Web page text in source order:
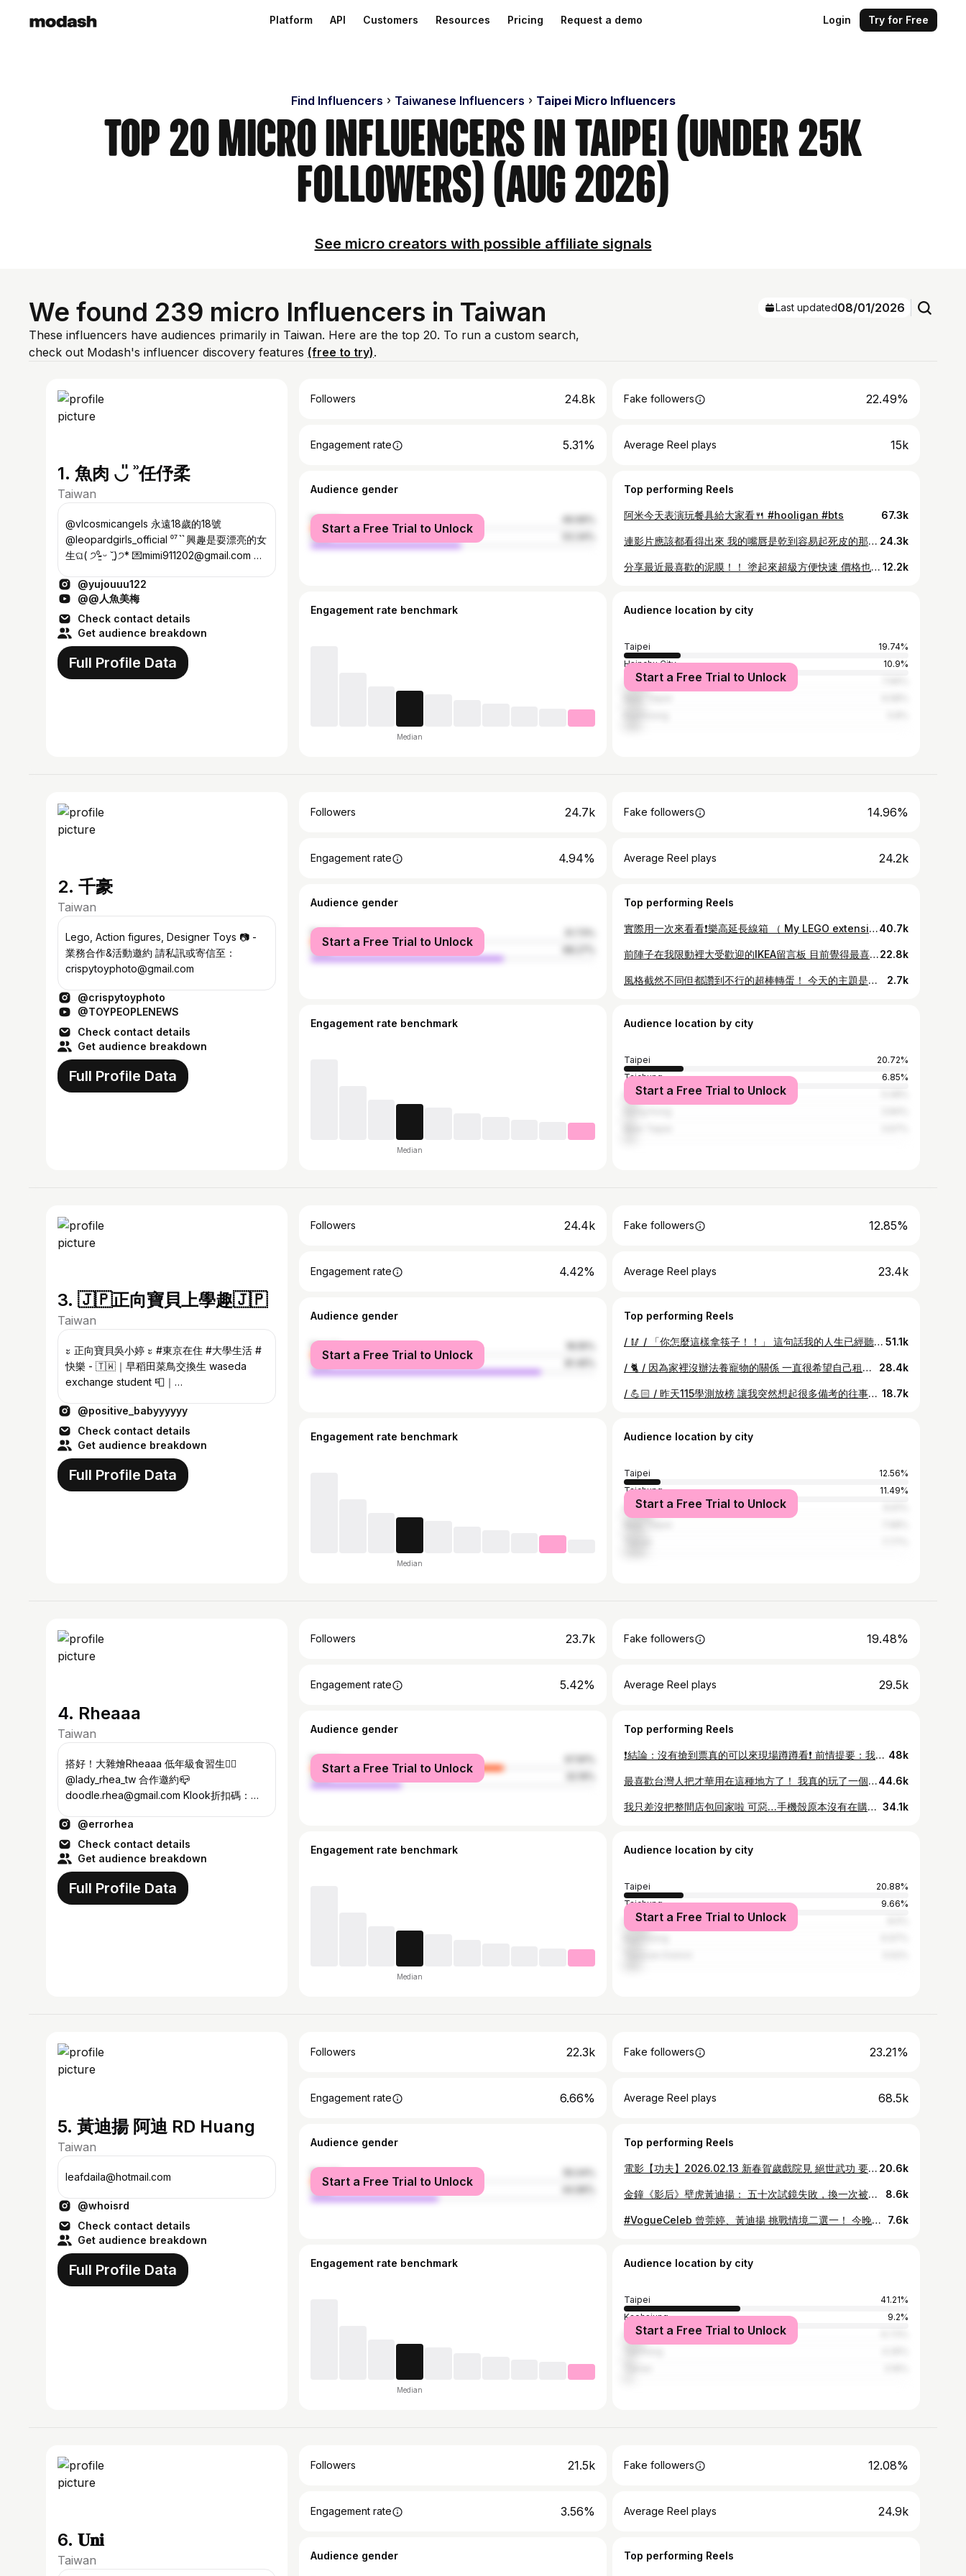
Platform API Customers Resources Pricing Request a demo Login Try for Free
Find Influencers Taiwanese Influencers Taipei Micro Influencers
Top 20 Micro Influencers in Taipei (Under 25k
Followers) (Aug 2026)
See micro creators with possible affiliate signals
We found 239 micro Influencers in Taiwan
These influencers have audiences primarily in Taiwan. Here are the top 20. To run a custom search,
check out Modash's influencer discovery features (free to try).
Last updated08/01/2026
1. 魚肉 ◡̎ ʾʾ任伃柔
Taiwan
@vlcosmicangels 永遠18歲的18號
@leopardgirls_official ⁰⁷ ͛ ͛ 興趣是耍漂亮的女
生ଘ( ੭⁰̷̴͈ ᵕ ˘͈)੭* 💌mimi911202@gmail.com 演
@yujouuu122
@@人魚美梅
Check contact details
Get audience breakdown
Full Profile Data
Followers 24.8k Fake followers 22.49%
Engagement rate 5.31% Average Reel plays 15k
Audience gender
female
male
Start a Free Trial to Unlock
Top performing Reels
阿米今天表演玩餐具給大家看🍴 #hooligan #bts 67.3k
連影片應該都看得出來 我的嘴唇是乾到容易起死皮的那類型 但是這支唇頰棒絲滑又保濕的質地 不管是在唇上還是當頰彩都令人驚艷⋯！ 像是肌底透出血色的自然裸妝 實在是高級又自然 ૮ ᴗ͈ˬᴗ͈ෆა 目前總共有8個色選 都很適合亞洲人的膚色 其中我最喜歡 𖤐 005 Babe 嬌嫩溫柔中卻又帶了一絲清冷感💐 單擦讓你擁有高級氣場卻又不失親和力 我更喜歡拿它當打底色後續疊塗其他唇彩 會顯得唇妝更乾淨精緻！ 我知道試色通常都會很燒 但如果你真的怕自己的膚色不適合冷色調粉裸色 那可以帶𖤐004 Layered! 偏向中性色調的純粹中性裸 讓你任何妝容都得心應手！ 相信大家應該都多多少少對顏料罐唇釉有印象吧！ Muzigae Mansion以時髦的設計聞名 強調打破無聊固化，實踐有趣有想像力 最近很紅的五花肉氣墊也是他們家的！ 這款大廈唇頰棒則是以品牌同名Mansion做發想給人滿滿時髦都會感💫 膏體添加玫瑰果油、白羽扇豆籽萃取物 和橄欖角鯊烷等 多重植物萃取 滋潤保濕 消除死皮、一抹滑順柔嫩🌷 SGOOi香爵官網及屈臣氏優惠中！ @muzigae_mansion_tw @sgooii.tw @watsonstaiwan #柔霧大廈唇頰棒 #muzigaemansion #韓國時髦彩妝品牌 #SGOOii香爵 #十方力總代理 24.3k
分享最近最喜歡的泥膜！！ 塗起來超級方便快速 價格也甜甜的 CP值很高❤️‍🔥 一直以來我都很害怕清潔力太強的產品 會引起皮膚敏感 太弱的話又不能有效改善粉刺 感覺是浪費錢在繳智商稅💸 但是Skintific的這支綠泥棒讓我有種「恰到好處」的感覺！ 它是由艾草配製而成的，有抗痘的功效 塗起來很輕鬆簡單 清潔力也很不錯！！ 我自己喜歡兩三天用它一次～ 幫毛孔大掃除一下·˚ ₊˚ˑ 塗完清水洗掉就可以了！ 不會有乾乾的緊繃感～～超級神奇！ 想知道為什麼可以做到有效清潔又不刺激我的皮膚 所以看了一下成分 原來裡面含有菸鹼醯胺、積雪草🌿 可以鎮定舒緩和保濕！ 非常溫和的效果，最近變成我定期清潔肌膚的愛用好物💞 寶藏🏴‍☠️：@skintifictwn #skintific #艾草泥膜棒 #綠泥棒 12.2k
Engagement rate benchmark
Median
Audience location by city
Taipei
19.74%
Hsinchu City
10.9%
Taichung
Start a Free Trial to Unlock
2. 千豪
Taiwan
Lego, Action figures, Designer Toys 📷 -
業務合作&活動邀約 請私訊或寄信至：
crispytoyphoto@gmail.com
@crispytoyphoto
@TOYPEOPLENEWS
Check contact details
Get audience breakdown
Full Profile Data
Followers 24.7k Fake followers 14.96%
Engagement rate 4.94% Average Reel plays 24.2k
Audience gender
female
male
Start a Free Trial to Unlock
Top performing Reels
實際用一次來看看❗樂高延長線箱 （ My LEGO extension cord box ） 既然是想要在日常生活中派得上用場 那麼使用起來當然要拆裝方便囉 （目前我為了調整、拍攝，反覆拆了大概有超過 8 次，是還不嫌煩也沒有忘記怎麼組回去😂） 雖然還稱不上是簡單快速 但拆裝過程算是蠻直覺ㄌ～ 好喜歡利用四個斜角零件做出來、剛好可以讓電線通過的空間 每次扣好之後都感受到一陣療癒 #LEGO #legomoc #toyslagram_lego #brickcentral #extensioncord40.7k
前陣子在我限動裡大受歡迎的IKEA留言板 目前覺得最喜歡的配件是不銹鋼磁性夾 可以把喜歡的吊卡掛起來 跟洞洞板相比雖然取向不同 但是能自由調整海報位置的特性我好喜歡 去書局買幾個強力磁鐵就可以掛上那些你懶得拿去裱框的海報 那天把兩片留言板掛滿我畫的圖瞬間覺得好開心 如果你知道好看的磁性掛勾 拜託推薦給我ㄌ～！！ #ikea #居家佈置 #海報 #svensås22.8k
風格截然不同但都讚到不行的超棒轉蛋！ 今天的主題是日本藝術家藤崎琢磨 TAKUMA FUJISAKI 與 KENELEPNANT 合作推出的轉蛋 從遇見 MOGOL MUTANT 系列角色開始，就一直好喜歡這些色彩鮮艷的外星生物 而在知道奇想色彩濃厚、造型風格完全不同的「東京怪獸宇宙」也是出自藤崎老師之手時 真的又更佩服他了！ 早在2008年，東京怪獸宇宙便從藤崎琢磨筆下誕生 是早於 MOGOL 系列之前的創作 他所繪製的怪獸圖鑑、不單單只是純然無關的早期作品 其中的貓咪怪獸「ニャゴン」更是毛根藝術作品的原點 （這點有在藤崎琢磨yt頻道的影片中有提及） 而在今年2月，我超期待的東京怪獸宇宙也要推出第二彈！ 真的好想趕快玩到啊～ #ガチャガチャ #扭蛋 #kenelephant #東京怪獣ユニバース 2.7k
Engagement rate benchmark
Median
Audience location by city
Taipei
20.72%
Taichung
6.85%
Kaohsiung
Start a Free Trial to Unlock
3. 🇯🇵正向寶貝上學趣🇯🇵
Taiwan
ะ 正向寶貝吳小婷 ะ #東京在住 #大學生活 #
快樂 - 🇹🇼｜早稻田菜鳥交換生 waseda
exchange student 📮｜
🌻 Klook優惠碼：POSITIVEBABYGOGO 這
ㄦ是生活能量補給站 營業中
@positive_babyyyyyy
Check contact details
Get audience breakdown
Full Profile Data
Followers 24.4k Fake followers 12.85%
Engagement rate 4.42% Average Reel plays 23.4k
Audience gender
female
male
Start a Free Trial to Unlock
Top performing Reels
/ 🥢 / 「你怎麼這樣拿筷子！！」 這句話我的人生已經聽1000遍了🤣 跟大家分享 用小拇指拿捏筷子的技能⋯🤓 （不過因為拿習慣了 所以正常拿會不知道怎麼施力哈哈） 51.1k
/ 🐈 / 因為家裡沒辦法養寵物的關係 一直很希望自己租屋後能養一隻小萌貓 所以這次先來學習怎麼當個好奴才🐈 這裡有10隻貓咪！很有活力也被照顧得很好 *部分貓咪因為比較怕生、容易緊張 不參加貓咪體驗活動！ 我們這次選的是貝爾小公主🐱 一進門就飛奔大床踏踏 隨時跟著我們 也會上床跟我們一起睡覺 半夜一醒來看到有一雙貓眼在盯著我 真的嚇到⋯ 在這裡學會怎麼鏟便便、研究貓砂、貓跳板、發現貓咪可能不會很黏人 但又喜歡偷偷觀察人類 真可愛🤍 對於養貓養有興趣的人可以體驗看看呦～ 📍 Māode+貓的家 @maodejia_catsday 🚗 宜蘭羅東｜近羅東車站與羅東夜市 ☎️ 官方line ｜@250gruvn 28.4k
/ 💪🏻 / 昨天115學測放榜 讓我突然想起很多備考的往事與回憶 現在用大三的身分回頭看 其實一切都是最好的安排。 身為正向寶貝，來用我自己的經歷安慰一下考生🥺🫶🏻 我在填鴨式教育下長大 並且承受過度的期待與壓力 （亞洲家庭大部分都是這樣？ XD） 但因為考差 我重新找到一條我喜歡的路 並且重新反轉我的價值觀 讀書與成績或許是高中的一切 但其實現在看來只是生命中的一小部分 影片後面我放了當初影響我很深的一篇文章 我意識到考試這種東西 成績出來也只能接受 走出低潮也並非我有多堅強 是因為除了往前走別無選擇 現在大三了 想跟今年學測生說： 最重要的不是你學測考了幾分 有多高？有多低？ 而是你能不能找到自己喜歡的科系 並且透過這次的經驗有了新的體悟與行動 甚至發憤圖強開始升級自己的學習歷程 又或是有個契機培養軟實力 為未來做打算 「成功者有一個特質，就是他在失敗的時候都能很快的站起來，立刻擬好另一份計劃並執行它。」 所以最可怕的從來不是考差 而是自暴自棄 一張薄薄的成績單不會阻擋你追求夢想 會阻擋你的是你害怕做出選擇 害怕接受新的挑戰！ 所以 無論如何 勇敢一點 「青春，本來就不問值不值得」 #學測 18.7k
Engagement rate benchmark
Median
Audience location by city
Taipei
12.56%
Taichung
11.49%
Kaohsiung
Start a Free Trial to Unlock
4. Rheaaa
Taiwan
搭好！大雜燴Rheaaa 低年級食習生👉🏻
@lady_rhea_tw 合作邀約📪
doodle.rhea@gmail.com Klook折扣碼：
@errorhea
Check contact details
Get audience breakdown
Full Profile Data
Followers 23.7k Fake followers 19.48%
Engagement rate 5.42% Average Reel plays 29.5k
Audience gender
female
male
Start a Free Trial to Unlock
Top performing Reels
❗️結論：沒有搶到票真的可以來現場蹲蹲看❗️ 前情提要：我已看過4/11鄧紫棋 朋友4/12被我限動燒到（他原本都放棄了） 一早打來跟我說想要現場求票 再次謝謝好心人原價出售 圓了朋友很想很想看鄧紫棋的心 #演唱會 #鄧紫棋 48k
最喜歡台灣人把才華用在這種地方了！ 我真的玩了一個晚上 #甄嬛傳 #迷因 #梗圖44.6k
我只差沒把整間店包回家啦 可惡…手機殼原本沒有在購買清單裡面的 #韓國 #韓國旅遊 #弘大 #korea #koreatrip 34.1k
Engagement rate benchmark
Median
Audience location by city
Taipei
20.88%
Taichung
9.66%
New Taipei
Start a Free Trial to Unlock
5. 黃迪揚 阿迪 RD Huang
Taiwan
leafdaila@hotmail.com
@whoisrd
Check contact details
Get audience breakdown
Full Profile Data
Followers 22.3k Fake followers 23.21%
Engagement rate 6.66% Average Reel plays 68.5k
Audience gender
female
male
Start a Free Trial to Unlock
Top performing Reels
電影【功夫】2026.02.13 新春賀歲戲院見 絕世武功 要來啦（─=≡Σ(((轟 ⁡ 🧧前所未見！台灣全新奇幻動作電影 🧨豪華金獎卡司 ✕ 韓國動作團隊跨刀 💥九把刀最受期待影像化小說No.1 ⁡ #功夫 #九把刀 #戴立忍 #柯震東 #朱軒洋 #王淨 #劉冠廷 #黃迪揚 #嚴藝文 #九把刀作品 ⁡ #正義需要高強功夫 20.6k
金鐘《影后》壁虎黃迪揚： 五十次試鏡失敗，換一次被看見 曾以《看海》拿下金鐘電視電影男配角獎，黃迪揚再次以《影后》、《選物家》雙料入圍第60屆金鐘獎，並身兼星光大道主持人。 因Netflix《影后》經紀人壁虎一角，初嚐爆紅滋味；又因主持第一屆台北戲劇獎台風穩健、妙語如珠，博得滿堂彩；黃迪揚翩然走進大眾視野，然而他的演員之路並不輕鬆。 從小喜歡在同學面前講笑話，受鐵獅玉玲瓏啟發而加入話劇社，才知道原來戲劇是有學校可以讀的，卻在考上北藝大的那天，爸爸問：你有沒有要重考？ 以為戲劇就是演好笑的戲，沒想到還要認識莎士比亞、布雷希特，從只有六句台詞也講不好，到能夠上戲劇廳舞台，原來好的表演是由內而外的，一點小小的進步都讓黃迪揚覺得珍貴。 「每週排練十幾個小時，為了講15分鐘，可能一個觀眾都笑不出來的笑話，證明我還滿想站在台上的吧。」 講過脫口秀、在綜藝節目跑龍套，黃迪揚卻愈來愈困惑，學了這麼久的戲劇，怎麼就在這裡拿軟棒打來打去？轉戰幕後，寫腳本、借道具，內心還是有個空洞無法填滿，暫離工作跑去當兵。 「當兵的第三天我就知道，11個月後我要上台北，我要當演員。」 龐雜的分支開始聚流，心無旁騖只想演戲，卻面臨50次試鏡都失敗，12個月沒有收入，沒有人要、不知道自己憑什麼還待在這，又因業界前輩羅北安的善意提拔，重燃拚勁。 「我可以很有自信的說，我至少蹭過北安老師一百頓飯。我又不姓羅，他為什麼要這樣幫我？」 故事後來就是大眾知道的那樣，得了金鐘獎、演了《天黑請閉眼》、《鹽水大飯店》、《鬼才之道》、《影后》，擠進實力派演員之列。然而在結果論之外，是黃迪揚從無數自我對話中長出的健康身心：把握機會，珍惜空白。 用內耗的魔法打敗內耗，糾結的內耗仔也能找到出路。 #金鐘 #影后 #黃迪揚 @whoisrd 8.6k
#VogueCeleb 曾莞婷、黃迪揚 挑戰情境二選一！ 今晚即將登場的 #金鐘獎 戲劇類頒獎典禮，兩人分別以《#影后 》入圍男女配角獎，在劇中做為經紀人和藝人的搭檔組合，碰撞出的火花令觀眾印象深刻。 #GBA #曾莞婷 #黃迪揚 7.6k
Engagement rate benchmark
Median
Audience location by city
Taipei
41.21%
Kaohsiung
9.2%
New Taipei
Start a Free Trial to Unlock
6. 𝐔𝐧𝐢
Taiwan
Followers 21.5k Fake followers 12.08%
Engagement rate 3.56% Average Reel plays 24.9k
Audience gender Top performing Reels